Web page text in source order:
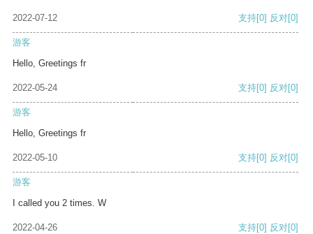
2022-07-12 支持[0] 反对[0]
游客
Hello, Greetings fr
2022-05-24 支持[0] 反对[0]
游客
Hello, Greetings fr
2022-05-10 支持[0] 反对[0]
游客
I called you 2 times. W
2022-04-26 支持[0] 反对[0]